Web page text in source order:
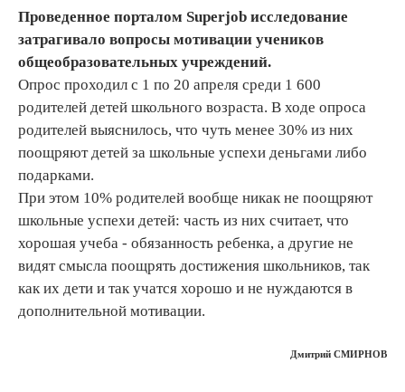
Проведенное порталом Superjob исследование
затрагивало вопросы мотивации учеников
общеобразовательных учреждений.
Опрос проходил с 1 по 20 апреля среди 1 600
родителей детей школьного возраста. В ходе опроса
родителей выяснилось, что чуть менее 30% из них
поощряют детей за школьные успехи деньгами либо
подарками.
При этом 10% родителей вообще никак не поощряют
школьные успехи детей: часть из них считает, что
хорошая учеба - обязанность ребенка, а другие не
видят смысла поощрять достижения школьников, так
как их дети и так учатся хорошо и не нуждаются в
дополнительной мотивации.
Дмитрий СМИРНОВ